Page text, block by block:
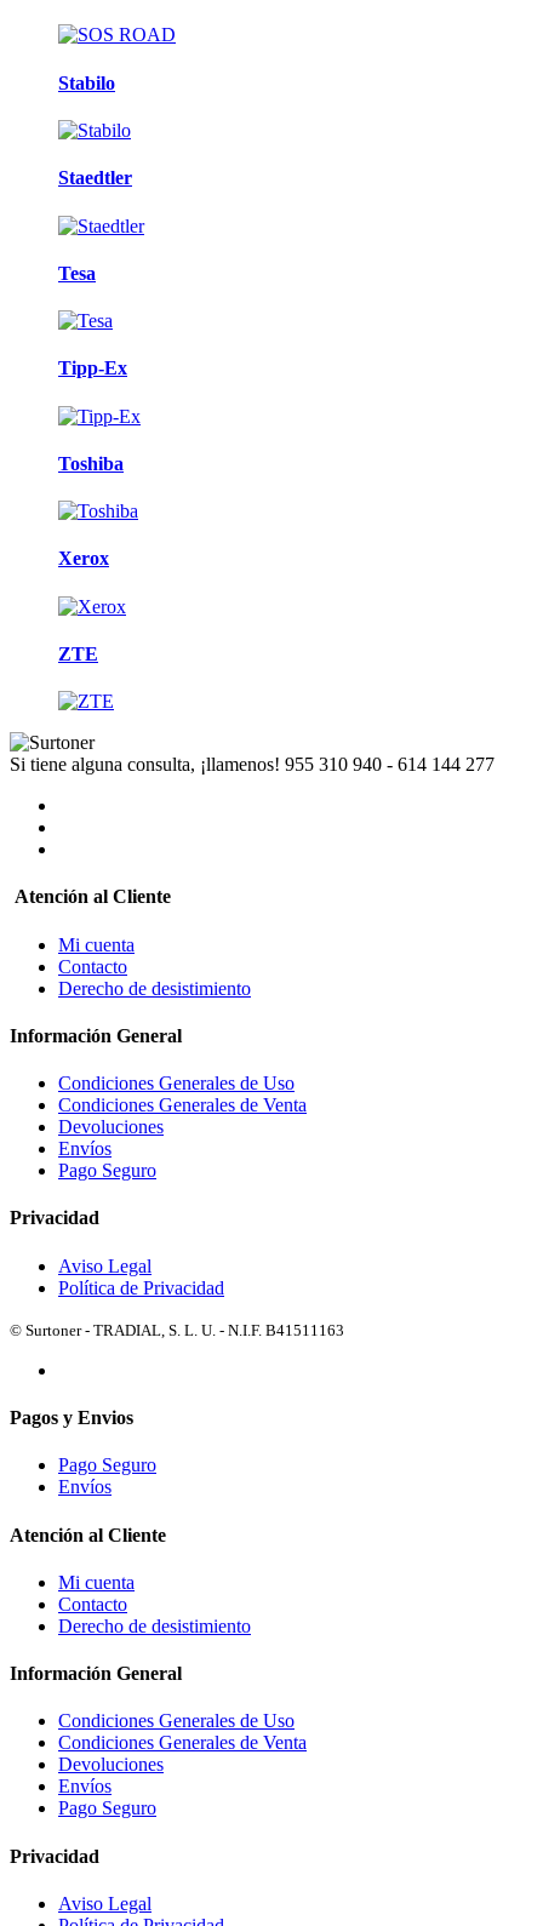
Stabilo
Staedtler
Tesa
Tipp-Ex
Toshiba
Xerox
ZTE
Si tiene alguna consulta, ¡llamenos! 955 310 940 - 614 144 277
Atención al Cliente
Mi cuenta
Contacto
Derecho de desistimiento
Información General
Condiciones Generales de Uso
Condiciones Generales de Venta
Devoluciones
Envíos
Pago Seguro
Privacidad
Aviso Legal
Política de Privacidad
© Surtoner - TRADIAL, S. L. U. - N.I.F. B41511163
Pagos y Envios
Pago Seguro
Envíos
Atención al Cliente
Mi cuenta
Contacto
Derecho de desistimiento
Información General
Condiciones Generales de Uso
Condiciones Generales de Venta
Devoluciones
Envíos
Pago Seguro
Privacidad
Aviso Legal